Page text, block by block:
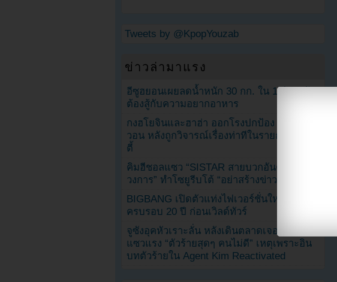
Tweets by @KpopYouzab
ข่าวล่ามาแรง
อีซูฮยอนเผยลดน้ำหนัก 30 กก. ใน 1 ปี แต่ยัง
ต้องสู้กับความอยากอาหาร
กงฮโยจินและฮาฮ่า ออกโรงปกป้อง จองจุน
วอน หลังถูกวิจารณ์เรื่องท่าทีในรายการวาไร
ตี้
คิมฮีชอลแซว “SISTAR สายบวกอันดับ 1 ใน
วงการ” ทำโซยูรีบโต้ “อย่าสร้างข่าวลือ!”
BIGBANG เปิดตัวแท่งไฟเวอร์ชั่นใหม่ ฉลอง
ครบรอบ 20 ปี ก่อนเวิลด์ทัวร์
จูซังอุคหัวเราะลั่น หลังเดินตลาดเจอแม่ค้า
แซวแรง “ตัวร้ายสุดๆ คนไม่ดี” เหตุเพราะอิน
บทตัวร้ายใน Agent Kim Reactivated